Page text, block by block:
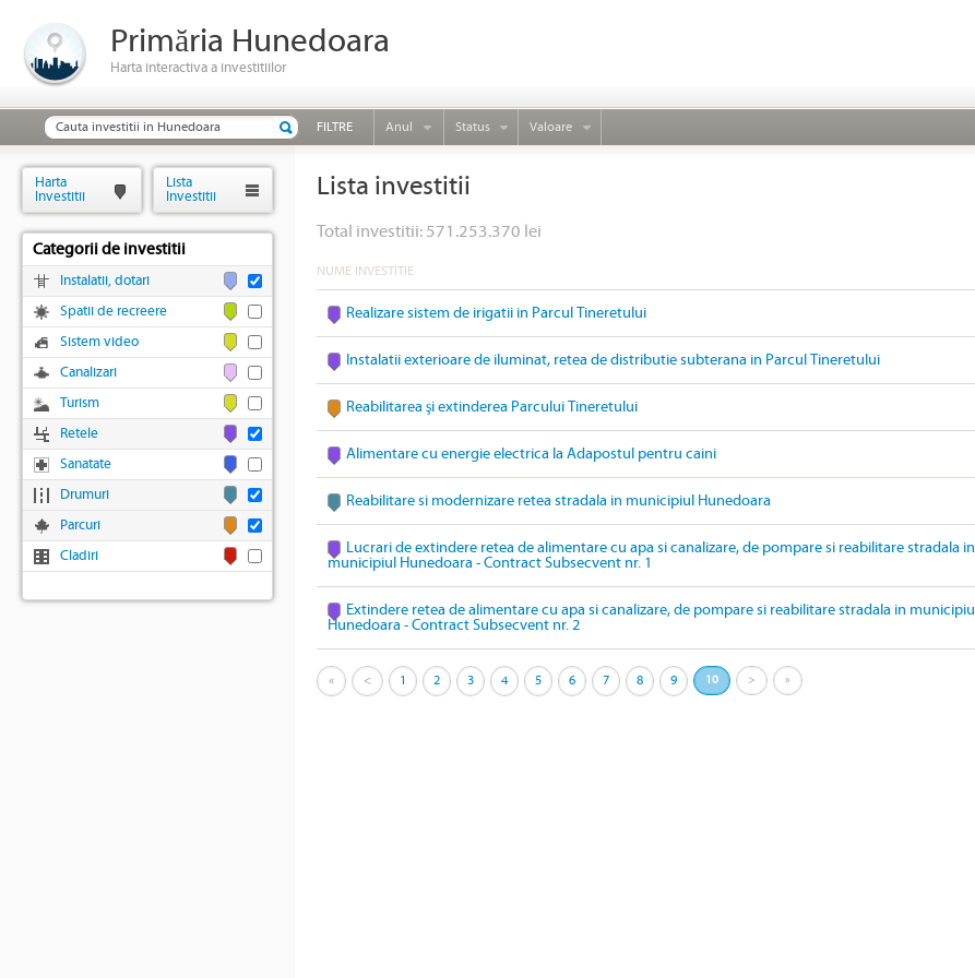
Primăria Hunedoara
Harta interactiva a investitiilor
FILTRE Anul Status Valoare
Lista investitii
Total investitii: 571.253.370 lei
NUME INVESTITIE
Realizare sistem de irigatii in Parcul Tineretului
Instalatii exterioare de iluminat, retea de distributie subterana in Parcul Tineretului
Reabilitarea şi extinderea Parcului Tineretului
Alimentare cu energie electrica la Adapostul pentru caini
Reabilitare si modernizare retea stradala in municipiul Hunedoara
Lucrari de extindere retea de alimentare cu apa si canalizare, de pompare si reabilitare stradala in
municipiul Hunedoara - Contract Subsecvent nr. 1
Extindere retea de alimentare cu apa si canalizare, de pompare si reabilitare stradala in municipiul
Hunedoara - Contract Subsecvent nr. 2
« < 1 2 3 4 5 6 7 8 9 10 > »
Harta
Investitii
Lista
Investitii
Categorii de investitii
Instalatii, dotari
Spatii de recreere
Sistem video
Canalizari
Turism
Retele
Sanatate
Drumuri
Parcuri
Cladiri